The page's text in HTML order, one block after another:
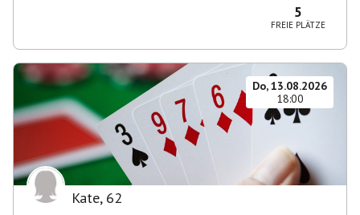
5
FREIE PLÄTZE
Do, 13.08.2026
18:00
Kate, 62